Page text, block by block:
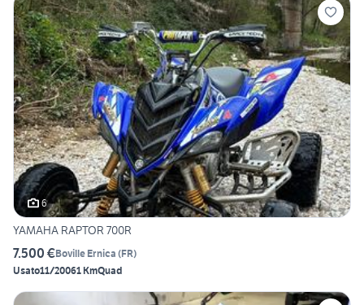
6
YAMAHA RAPTOR 700R
7.500 €Boville Ernica (FR)
Usato11/20061 KmQuad